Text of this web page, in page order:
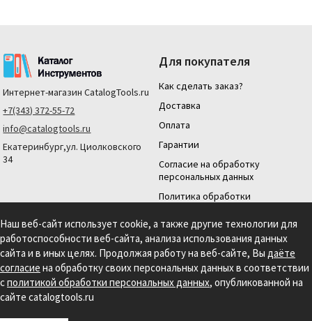
Интернет-магазин CatalogTools.ru
+7(343) 372-55-72
info@catalogtools.ru
Екатеринбург,ул. Циолковского
34
Для покупателя
Как сделать заказ?
Доставка
Оплата
Гарантии
Согласие на обработку
персональных данных
Политика обработки
Для юридических лиц
На нашем сайте мы используем cookie для сбора информации технического
характера. Продолжая использовать этот сайт, вы даете согласие на
использование файлов cookies и обработку персональных данных в соответствии с
Политикой обработки персональных данных.Информация на сайте носит
справочный характер и не является публичной офертой, определяемой
положениями статьи 437 гражданского кодекса РФ.
Наш веб-сайт использует cookie, а также другие технологии для
работоспособности веб-сайта, анализа использования данных
сайта и в иных целях. Продолжая работу на веб-сайте, Вы даёте
согласие на обработку своих персональных данных в соответствии
сполитикой обработки персональных данных, опубликованной на
сайте catalogtools.ru